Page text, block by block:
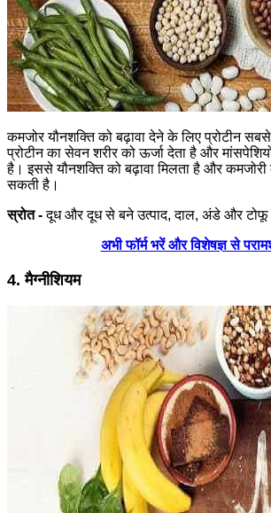
कमजोर यौनशक्ति को बढ़ावा देने के लिए प्रोटीन
प्रोटीन का सेवन शरीर को ऊर्जा देता है और
है। इससे यौनशक्ति को बढ़ावा मिलता है और कमजोरी
सकती है।
स्रोत -दूध और दूध से बने उत्पाद, दाल, अंडे और टोफू
अभी फॉर्म भरें और विशेषज्ञ से
4. मैग्नीशियम